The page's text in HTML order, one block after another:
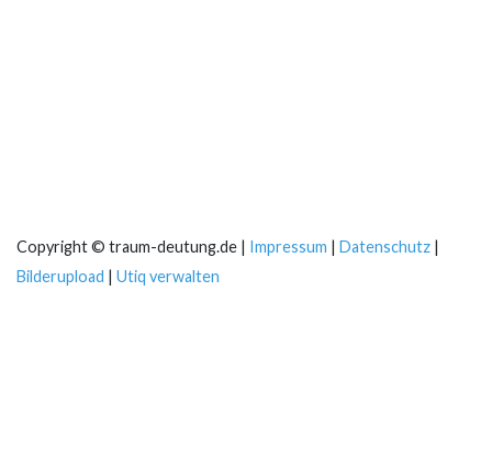
Copyright © traum-deutung.de | Impressum | Datenschutz |
Bilderupload | Utiq verwalten